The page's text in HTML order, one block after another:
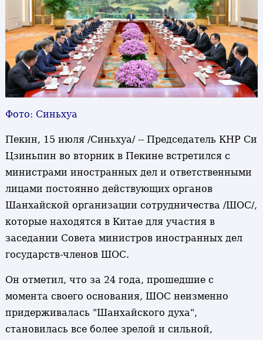
Фото: Синьхуа
Пекин, 15 июля /Синьхуа/ -- Председатель КНР Си
Цзиньпин во вторник в Пекине встретился с
министрами иностранных дел и ответственными
лицами постоянно действующих органов
Шанхайской организации сотрудничества /ШОС/,
которые находятся в Китае для участия в
заседании Совета министров иностранных дел
государств-членов ШОС.
Он отметил, что за 24 года, прошедшие с
момента своего основания, ШОС неизменно
придерживалась "Шанхайского духа",
становилась все более зрелой и сильной,